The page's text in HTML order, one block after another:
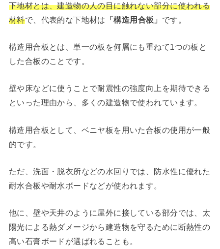
下地材とは、建造物の人の目に触れない部分に使われる
材料で、代表的な下地材は 「構造用合板」 です。
構造用合板とは、単一の板を何層にも重ねて1つの板と
した合板のことです。
壁や床などに使うことで耐震性の強度向上を期待できる
といった理由から、多くの建造物で使われています。
構造用合板として、ベニヤ板を用いた合板の使用が一般
的です。
ただ、洗面・脱衣所などの水回りでは、防水性に優れた
耐水合板や耐水ボードなどが使われます。
他に、壁や天井のように屋外に接している部分では、太
陽光による熱ダメージから建造物を守るために断熱性の
高い石膏ボードが選ばれることも。